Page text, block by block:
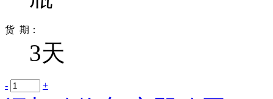
货 期：
3天
- +